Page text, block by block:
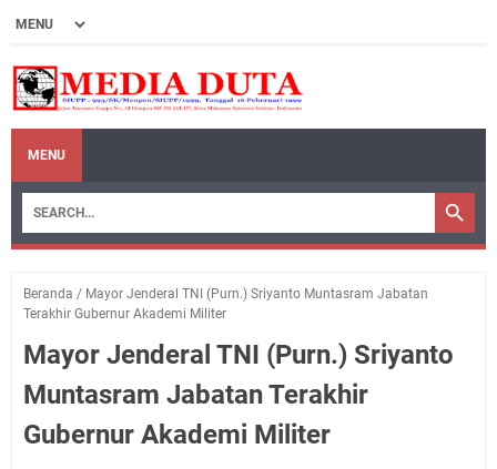
MENU
Beranda / Mayor Jenderal TNI (Purn.) Sriyanto Muntasram Jabatan
Terakhir Gubernur Akademi Militer
Mayor Jenderal TNI (Purn.) Sriyanto
Muntasram Jabatan Terakhir
Gubernur Akademi Militer